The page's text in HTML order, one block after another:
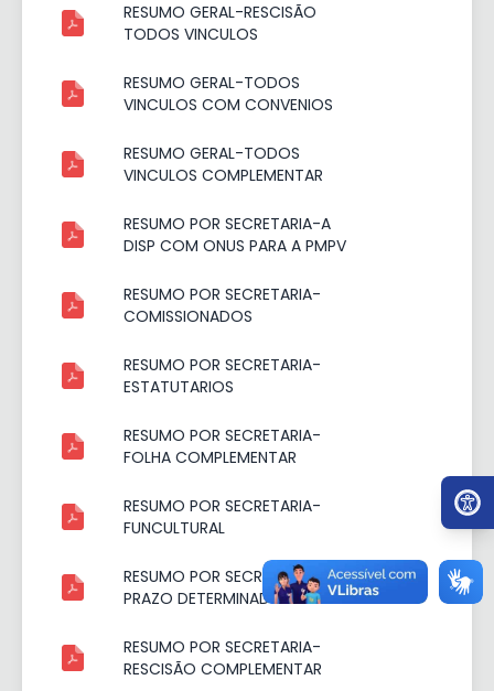
RESUMO GERAL-RESCISÃO
TODOS VINCULOS
RESUMO GERAL-TODOS
VINCULOS COM CONVENIOS
RESUMO GERAL-TODOS
VINCULOS COMPLEMENTAR
RESUMO POR SECRETARIA-A
DISP COM ONUS PARA A PMPV
RESUMO POR SECRETARIA-
COMISSIONADOS
RESUMO POR SECRETARIA-
ESTATUTARIOS
RESUMO POR SECRETARIA-
FOLHA COMPLEMENTAR
RESUMO POR SECRETARIA-
FUNCULTURAL
RESUMO POR SECRETARIA-
PRAZO DETERMINADOS
RESUMO POR SECRETARIA-
RESCISÃO COMPLEMENTAR
Ir